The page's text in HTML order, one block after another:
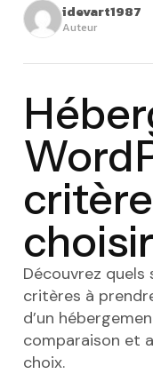
idevart1987
Auteur
choisir
Découvrez
critères à
d’un
comparaison et
choix.